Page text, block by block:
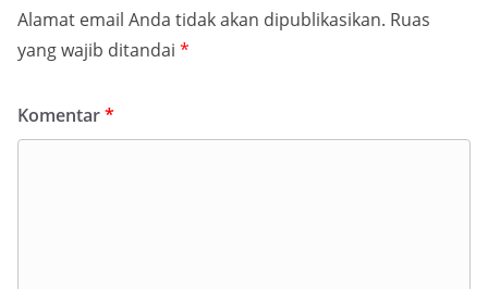
Alamat email Anda tidak akan dipublikasikan. Ruas
yang wajib ditandai *
Komentar*